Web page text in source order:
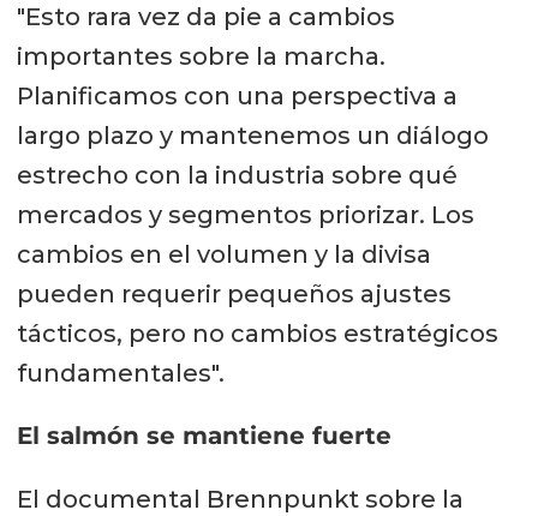
"Esto rara vez da pie a cambios
importantes sobre la marcha.
Planificamos con una perspectiva a
largo plazo y mantenemos un diálogo
estrecho con la industria sobre qué
mercados y segmentos priorizar. Los
cambios en el volumen y la divisa
pueden requerir pequeños ajustes
tácticos, pero no cambios estratégicos
fundamentales".
El salmón se mantiene fuerte
El documental Brennpunkt sobre la